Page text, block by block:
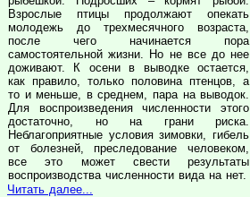
Взрослые птицы продолжают опекать
молодежь до трехмесячного возраста,
после чего начинается пора
самостоятельной жизни. Но не все до нее
доживают. К осени в выводке остается,
как правило, только половина птенцов, а
то и меньше, в среднем, пара на выводок.
Для воспроизведения численности этого
достаточно, но на грани риска.
Неблагоприятные условия зимовки, гибель
от болезней, преследование человеком,
все это может свести результаты
воспроизводства численности вида на нет.
Читать далее...